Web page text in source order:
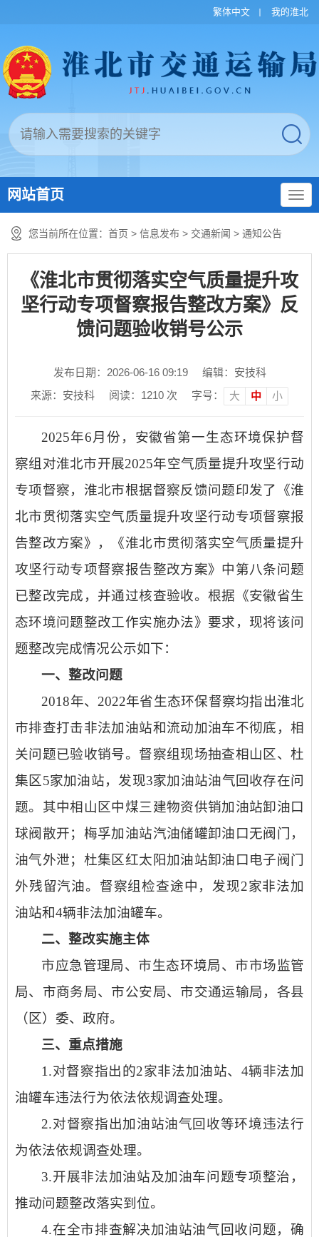
繁体中文 我的淮北
网站首页
您当前所在位置： 首页 > 信息发布 > 交通新闻 > 通知公告
《淮北市贯彻落实空气质量提升攻
坚行动专项督察报告整改方案》反
馈问题验收销号公示
发布日期：2026-06-16 09:19
编辑：安技科
来源：安技科
阅读： 1210 次 字号： 大 中 小
2025年6月份，安徽省第一生态环境保护督
察组对淮北市开展2025年空气质量提升攻坚行动
专项督察，淮北市根据督察反馈问题印发了《淮
北市贯彻落实空气质量提升攻坚行动专项督察报
告整改方案》，《淮北市贯彻落实空气质量提升
攻坚行动专项督察报告整改方案》中第八条问题
已整改完成，并通过核查验收。根据《安徽省生
态环境问题整改工作实施办法》要求，现将该问
题整改完成情况公示如下：
一、整改问题
2018年、2022年省生态环保督察均指出淮北
市排查打击非法加油站和流动加油车不彻底，相
关问题已验收销号。督察组现场抽查相山区、杜
集区5家加油站，发现3家加油站油气回收存在问
题。其中相山区中煤三建物资供销加油站卸油口
球阀散开；梅孚加油站汽油储罐卸油口无阀门，
油气外泄；杜集区红太阳加油站卸油口电子阀门
外残留汽油。督察组检查途中，发现2家非法加
油站和4辆非法加油罐车。
二、整改实施主体
市应急管理局、市生态环境局、市市场监管
局、市商务局、市公安局、市交通运输局，各县
（区）委、政府。
三、重点措施
1.对督察指出的2家非法加油站、4辆非法加
油罐车违法行为依法依规调查处理。
2.对督察指出加油站油气回收等环境违法行
为依法依规调查处理。
3.开展非法加油站及加油车问题专项整治，
推动问题整改落实到位。
4.在全市排查解决加油站油气回收问题，确